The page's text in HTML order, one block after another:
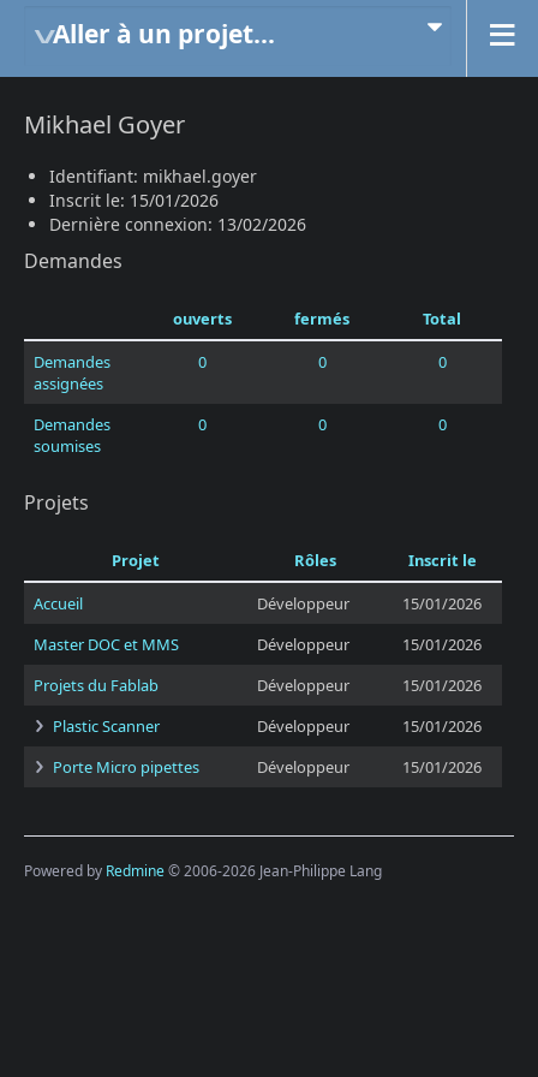
Aller à un projet...
Mikhael Goyer
Identifiant: mikhael.goyer
Inscrit le: 15/01/2026
Dernière connexion: 13/02/2026
Demandes
ouverts fermés
Total
Demandes
assignées
0 0 0
Demandes
soumises
0 0 0
Projets
Projet Rôles
Inscrit le
Accueil
Développeur
15/01/2026
Master DOC et MMS
Développeur
15/01/2026
Projets du Fablab
Développeur
15/01/2026
Plastic Scanner
Développeur
15/01/2026
Porte Micro pipettes
Développeur 15/01/2026
Powered by Redmine© 2006-2026 Jean-Philippe Lang